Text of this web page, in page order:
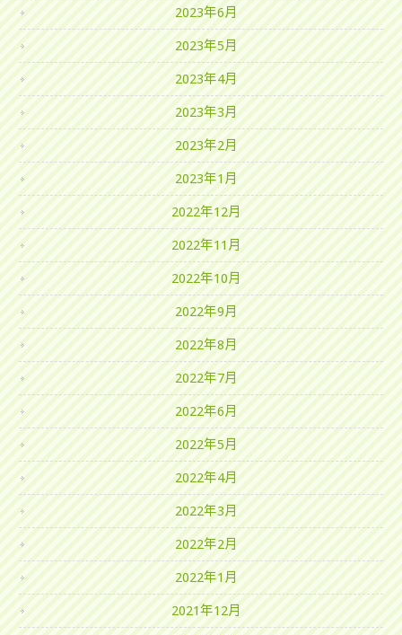
2023年6月
2023年5月
2023年4月
2023年3月
2023年2月
2023年1月
2022年12月
2022年11月
2022年10月
2022年9月
2022年8月
2022年7月
2022年6月
2022年5月
2022年4月
2022年3月
2022年2月
2022年1月
2021年12月